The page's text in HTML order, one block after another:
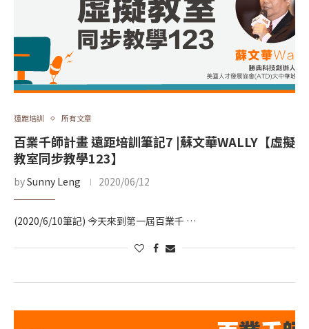
遠距培訓 所有文章
百業千師計畫 遠距培訓筆記7 |蘇文華WALLY【虛擬
教室同步教學123】
bySunny Leng 2020/06/12
(2020/6/10筆記) 今天來到第一屆百業千 …